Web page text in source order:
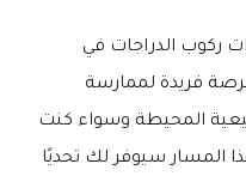
ركوب الدراجات في
فريدة لممارسة
المحيطة وسواء كنت
المسار سيوفر لك تحديًا